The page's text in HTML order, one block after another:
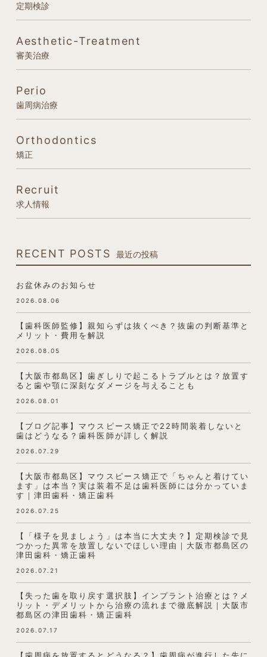
定期検診
Aesthetic-Treatment
審美治療
Perio
歯周病治療
Orthodontics
矯正
Recruit
求人情報
RECENT POSTS 最近の投稿
お盆休みのお知らせ
2026.08.06
【歯科医師監修】親知らずは抜くべき？抜歯の判断基準と
メリット・費用を解説
2026.08.05
【大阪市都島区】歯ぎしりで起こるトラブルとは？放置す
ると歯や顎に深刻なダメージを与えることも
2026.08.01
【ブログ記事】マウスピース矯正で22時間装着しないと
歯はどうなる？歯科医師が詳しく解説
2026.07.29
【大阪市都島区】マウスピース矯正で「ちゃんと着けてい
ます」は本当？実は装着不足は歯科医師には分かっていま
す｜津田歯科・矯正歯科
2026.07.25
【「様子を見ましょう」は本当に大丈夫？】定期検診で見
つかった異常を放置しないでほしい理由｜大阪市都島区の
津田歯科・矯正歯科
2026.07.21
【失った歯を取り戻す選択肢】インプラント治療とは？メ
リット・デメリットから治療の流れまで徹底解説｜大阪市
都島区の津田歯科・矯正歯科
2026.07.17